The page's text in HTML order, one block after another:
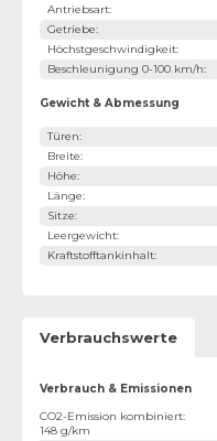
Antriebsart:
Getriebe:
Höchstgeschwindigkeit:
Beschleunigung 0-100 km/h:
Gewicht & Abmessung
Türen:
Breite:
Höhe:
Länge:
Sitze:
Leergewicht:
Kraftstofftankinhalt:
Verbrauchswerte
Verbrauch & Emissionen
CO2-Emission kombiniert:
148 g/km